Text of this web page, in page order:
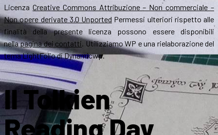
Licenza Creative Commons Attribuzione – Non commerciale –
Non opere derivate 3.0 Unported Permessi ulteriori rispetto alle
finalità della presente licenza possono essere disponibili
nellapagina dei contatti. Utilizziamo WP e una rielaborazione del
tema LightFolio di Dynamicwp.
Il Tolkien
Reading Day